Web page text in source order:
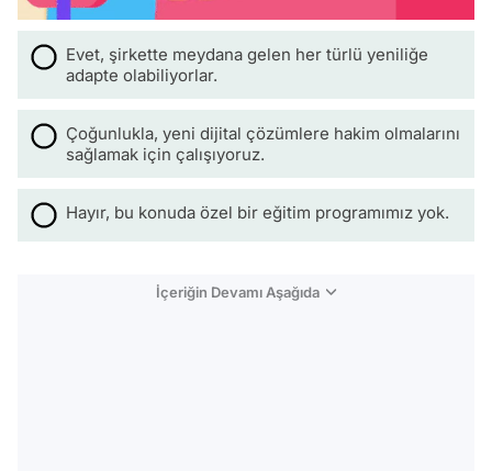
Evet, şirkette meydana gelen her türlü yeniliğe
adapte olabiliyorlar.
Çoğunlukla, yeni dijital çözümlere hakim olmalarını
sağlamak için çalışıyoruz.
Hayır, bu konuda özel bir eğitim programımız yok.
İçeriğin Devamı Aşağıda